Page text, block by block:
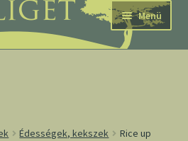
Menü
Édességek, kekszek
Rice up